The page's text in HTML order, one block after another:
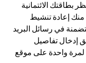
الائتمانية
إعادة تنشيط
في رسائل البريد
إدخال تفاصيل
واحدة على موقع